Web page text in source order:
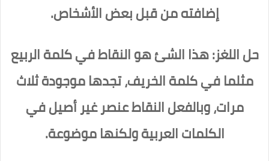
إضافته من قبل بعض الأشخاص.
حل اللغز: هذا الشئ هو النقاط في كلمة الربيع
مثلما في كلمة الخريف، تجدها موجودة ثلاث
مرات، وبالفعل النقاط عنصر غير أصيل في
الكلمات العربية ولكنها موضوعة.